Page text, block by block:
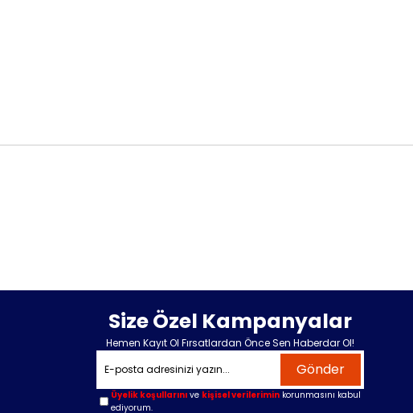
Size Özel Kampanyalar
Hemen Kayıt Ol Fırsatlardan Önce Sen Haberdar Ol!
Gönder
Üyelik koşullarını ve kişisel verilerimin korunmasını kabul
ediyorum.